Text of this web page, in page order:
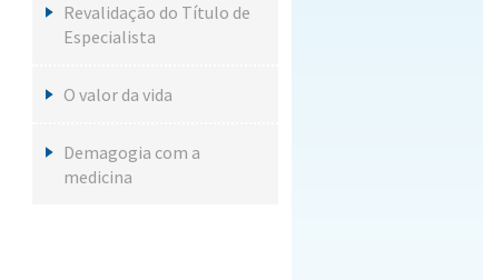
Revalidação do Título de
Especialista
O valor da vida
Demagogia com a
medicina